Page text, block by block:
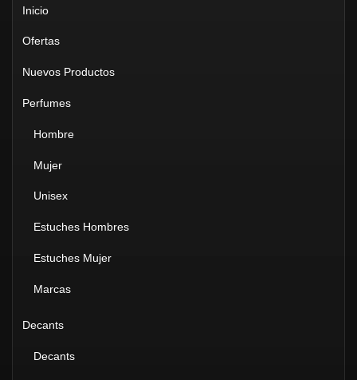
Inicio
Ofertas
Nuevos Productos
Perfumes
Hombre
Mujer
Unisex
Estuches Hombres
Estuches Mujer
Marcas
Decants
Decants